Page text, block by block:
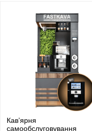
Кавʼярня
самообслуговування